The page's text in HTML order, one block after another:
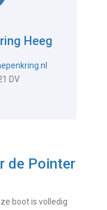
Heeg
DV
de Pointer
boot is volledig